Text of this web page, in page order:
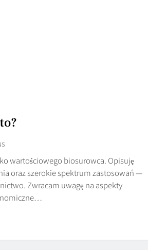
wartościowego biosurowca. Opisuję
oraz szerokie spektrum zastosowań —
Zwracam uwagę na aspekty